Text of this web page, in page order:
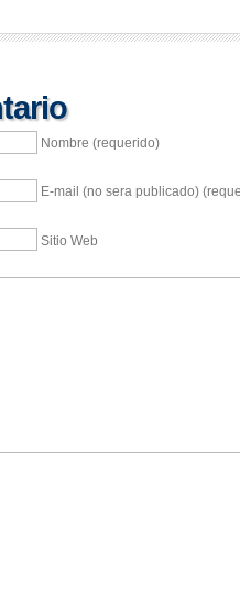
Nombre (requerido)
E-mail (no sera publicado)
Sitio Web